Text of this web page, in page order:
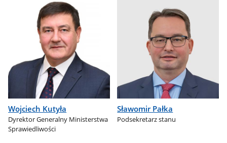
Wojciech Kutyła
Dyrektor Generalny Ministerstwa
Sprawiedliwości
Sławomir Pałka
Podsekretarz stanu